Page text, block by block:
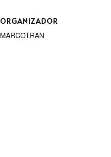
ORGANIZADOR
MARCOTRAN